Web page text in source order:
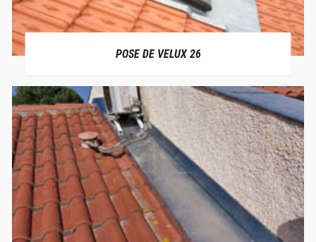
POSE DE VELUX 26